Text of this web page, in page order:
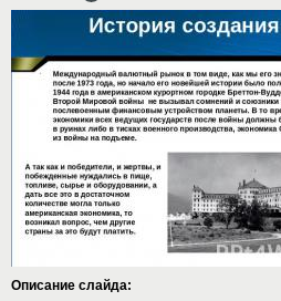
Описание слайда: